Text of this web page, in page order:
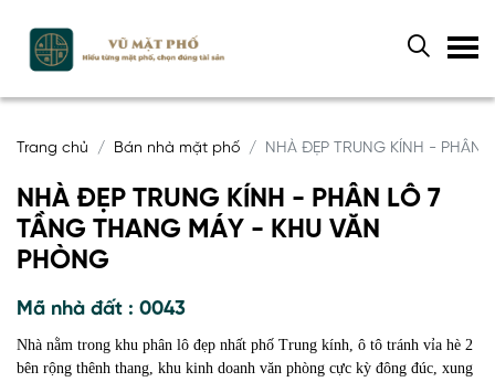
Trang chủ Bán nhà mặt phố NHÀ ĐẸP TRUNG KÍNH - PHÂN
NHÀ ĐẸP TRUNG KÍNH - PHÂN LÔ 7
TẦNG THANG MÁY - KHU VĂN
PHÒNG
Mã nhà đất : 0043
Nhà nằm trong khu phân lô đẹp nhất phố Trung kính, ô tô tránh vỉa hè 2
bên rộng thênh thang, khu kinh doanh văn phòng cực kỳ đông đúc, xung